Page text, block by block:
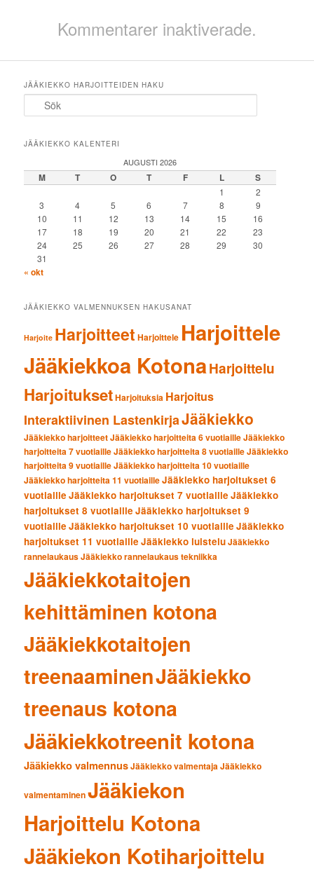
Kommentarer inaktiverade.
JÄÄKIEKKO HARJOITTEIDEN HAKU
JÄÄKIEKKO KALENTERI
AUGUSTI 2026
M T O T F L S
1
2
3
4 5 6 7 8
9
10
11 12 13 14 15
16
17
18 19 20 21 22
23
24
25 26 27 28 29
30
31
« okt
JÄÄKIEKKO VALMENNUKSEN HAKUSANAT
Harjoite Harjoitteet Harjoittele Harjoittele
Jääkiekkoa KotonaHarjoittelu
HarjoituksetHarjoituksia Harjoitus
Interaktiivinen LastenkirjaJääkiekko
Jääkiekko harjoitteetJääkiekko harjoitteita 6 vuotiailleJääkiekko
harjoitteita 7 vuotiailleJääkiekko harjoitteita 8 vuotiailleJääkiekko
harjoitteita 9 vuotiailleJääkiekko harjoitteita 10 vuotiaille
Jääkiekko harjoitteita 11 vuotiailleJääkiekko harjoitukset 6
vuotiaille Jääkiekko harjoitukset 7 vuotiaille Jääkiekko
harjoitukset 8 vuotiaille Jääkiekko harjoitukset 9
vuotiaille Jääkiekko harjoitukset 10 vuotiaille Jääkiekko
harjoitukset 11 vuotiaille Jääkiekko luisteluJääkiekko
rannelaukausJääkiekko rannelaukaus tekniikka
Jääkiekkotaitojen
kehittäminen kotona
Jääkiekkotaitojen
treenaaminenJääkiekko
treenaus kotona
Jääkiekkotreenit kotona
Jääkiekko valmennusJääkiekko valmentajaJääkiekko
valmentaminenJääkiekon
Harjoittelu Kotona
Jääkiekon Kotiharjoittelu